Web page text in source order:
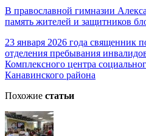
В православной гимназии
память жителей и защитников
23 января 2026 года священник
отделения пребывания
Комплексного центра
Канавинского района
Похожие статьи